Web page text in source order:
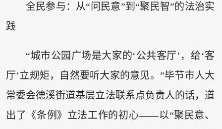
全民参与：从“问民意”到“聚民智”的法治实
践
“城市公园广场是大家的‘公共客厅’，给‘客
厅’立规矩，自然要听大家的意见。”毕节市人大
常委会德溪街道基层立法联系点负责人的话，道
出了《条例》立法工作的初心——以“聚民意、